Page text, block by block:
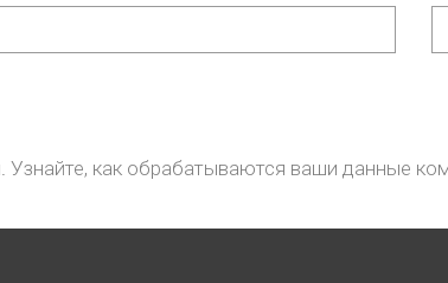
Узнайте, как обрабатываются ваши данные